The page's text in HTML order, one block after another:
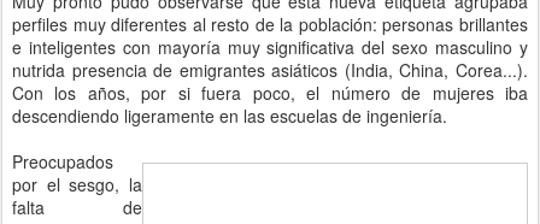
perfiles muy diferentes al resto de la población: personas brillantes
e inteligentes con mayoría muy significativa del sexo masculino y
nutrida presencia de emigrantes asiáticos (India, China, Corea...).
Con los años, por si fuera poco, el número de mujeres iba
descendiendo ligeramente en las escuelas de ingeniería.
Preocupados
por el sesgo, la
falta de